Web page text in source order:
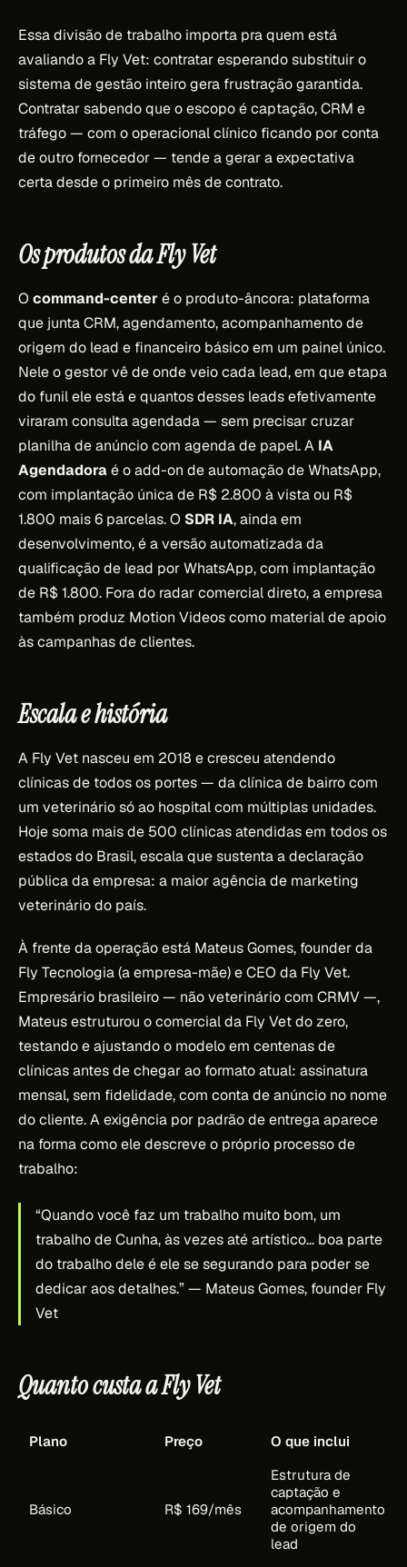
Essa divisão de trabalho importa pra quem está
avaliando a Fly Vet: contratar esperando substituir o
sistema de gestão inteiro gera frustração garantida.
Contratar sabendo que o escopo é captação, CRM e
tráfego — com o operacional clínico ficando por conta
de outro fornecedor — tende a gerar a expectativa
certa desde o primeiro mês de contrato.
Os produtos da Fly Vet
O command-centeré o produto-âncora: plataforma
que junta CRM, agendamento, acompanhamento de
origem do lead e financeiro básico em um painel único.
Nele o gestor vê de onde veio cada lead, em que etapa
do funil ele está e quantos desses leads efetivamente
viraram consulta agendada — sem precisar cruzar
planilha de anúncio com agenda de papel. A IA
Agendadoraé o add-on de automação de WhatsApp,
com implantação única de R$ 2.800 à vista ou R$
1.800 mais 6 parcelas. O SDR IA, ainda em
desenvolvimento, é a versão automatizada da
qualificação de lead por WhatsApp, com implantação
de R$ 1.800. Fora do radar comercial direto, a empresa
também produz Motion Videos como material de apoio
às campanhas de clientes.
Escala e história
A Fly Vet nasceu em 2018 e cresceu atendendo
clínicas de todos os portes — da clínica de bairro com
um veterinário só ao hospital com múltiplas unidades.
Hoje soma mais de 500 clínicas atendidas em todos os
estados do Brasil, escala que sustenta a declaração
pública da empresa: a maior agência de marketing
veterinário do país.
À frente da operação está Mateus Gomes, founder da
Fly Tecnologia (a empresa-mãe) e CEO da Fly Vet.
Empresário brasileiro — não veterinário com CRMV —,
Mateus estruturou o comercial da Fly Vet do zero,
testando e ajustando o modelo em centenas de
clínicas antes de chegar ao formato atual: assinatura
mensal, sem fidelidade, com conta de anúncio no nome
do cliente. A exigência por padrão de entrega aparece
na forma como ele descreve o próprio processo de
trabalho:
“Quando você faz um trabalho muito bom, um
trabalho de Cunha, às vezes até artístico… boa parte
do trabalho dele é ele se segurando para poder se
dedicar aos detalhes.”— Mateus Gomes, founder Fly
Vet
Quanto custa a Fly Vet
Plano Preço O que inclui
Básico R$ 169/mês
Estrutura de
captação e
acompanhamento
de origem do
lead